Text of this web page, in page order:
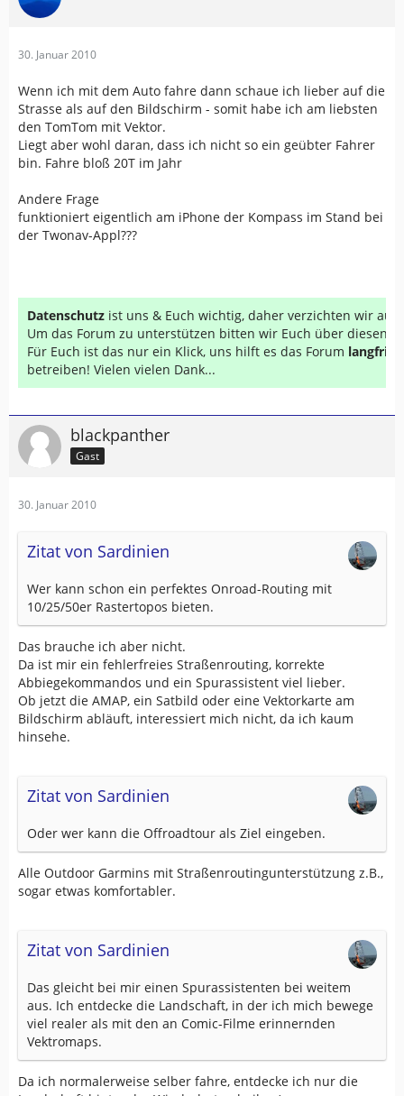
30. Januar 2010
Wenn ich mit dem Auto fahre dann schaue ich lieber auf die
Strasse als auf den Bildschirm - somit habe ich am liebsten
den TomTom mit Vektor.
Liegt aber wohl daran, dass ich nicht so ein geübter Fahrer
bin. Fahre bloß 20T im Jahr
Andere Frage
funktioniert eigentlich am iPhone der Kompass im Stand bei
der Twonav-Appl???
Datenschutz ist uns & Euch wichtig, daher verzichten wir auf
Um das Forum zu unterstützen bitten wir Euch über diesen
Für Euch ist das nur ein Klick, uns hilft es das Forum
betreiben! Vielen vielen Dank...
blackpanther
Gast
30. Januar 2010
Zitat von Sardinien
Wer kann schon ein perfektes Onroad-Routing mit
10/25/50er Rastertopos bieten.
Das brauche ich aber nicht.
Da ist mir ein fehlerfreies Straßenrouting, korrekte
Abbiegekommandos und ein Spurassistent viel lieber.
Ob jetzt die AMAP, ein Satbild oder eine Vektorkarte am
Bildschirm abläuft, interessiert mich nicht, da ich kaum
hinsehe.
Zitat von Sardinien
Oder wer kann die Offroadtour als Ziel eingeben.
Alle Outdoor Garmins mit Straßenroutingunterstützung z.B.,
sogar etwas komfortabler.
Zitat von Sardinien
Das gleicht bei mir einen Spurassistenten bei weitem
aus. Ich entdecke die Landschaft, in der ich mich bewege
viel realer als mit den an Comic-Filme erinnernden
Vektromaps.
Da ich normalerweise selber fahre, entdecke ich nur die